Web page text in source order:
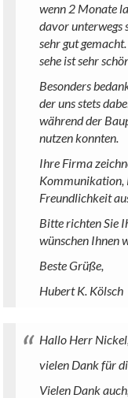
wenn 2 Monate
davor unterwegs
sehr gut
sehe ist sehr
Besonders
der uns stets
während der
nutzen konnten.
Ihre Firma
Kommunikation,
Freundlichkeit
Bitte richten Sie
wünschen Ihnen
Beste Grüße,
Hubert K. Kölsch
Hallo Herr Nickel,
vielen Dank für
Vielen Dank